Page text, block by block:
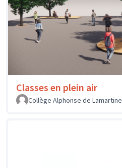
Classes en plein air
Collège Alphonse de Lamartine